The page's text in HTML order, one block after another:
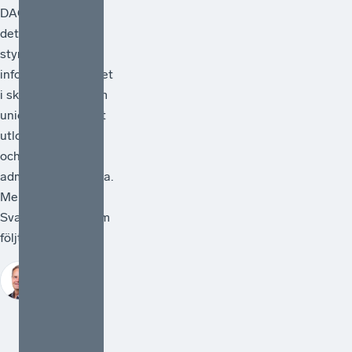
DAC-direktivet –
det regelverk som
styr
informationsutbytet
i skattefrågor inom
unionen. Förslaget
utlovar förenkling
och minskad
administrativ börda.
Men räcker det?
Svaret, för den som
följt debatt...